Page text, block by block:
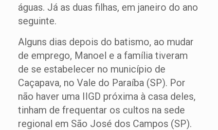
águas. Já as duas filhas, em janeiro do ano
seguinte.
Alguns dias depois do batismo, ao mudar
de emprego, Manoel e a família tiveram
de se estabelecer no município de
Caçapava, no Vale do Paraíba (SP). Por
não haver uma IIGD próxima à casa deles,
tinham de frequentar os cultos na sede
regional em São José dos Campos (SP).